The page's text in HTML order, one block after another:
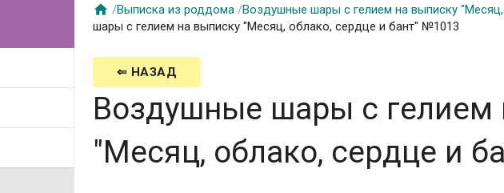
 /Выписка из роддома /Воздушные шары с гелием на выписку
шары с гелием на выписку "Месяц, облако, сердце и бант" №1013
⇐ НАЗАД
Воздушные шары с гелием
"Месяц, облако, сердце и